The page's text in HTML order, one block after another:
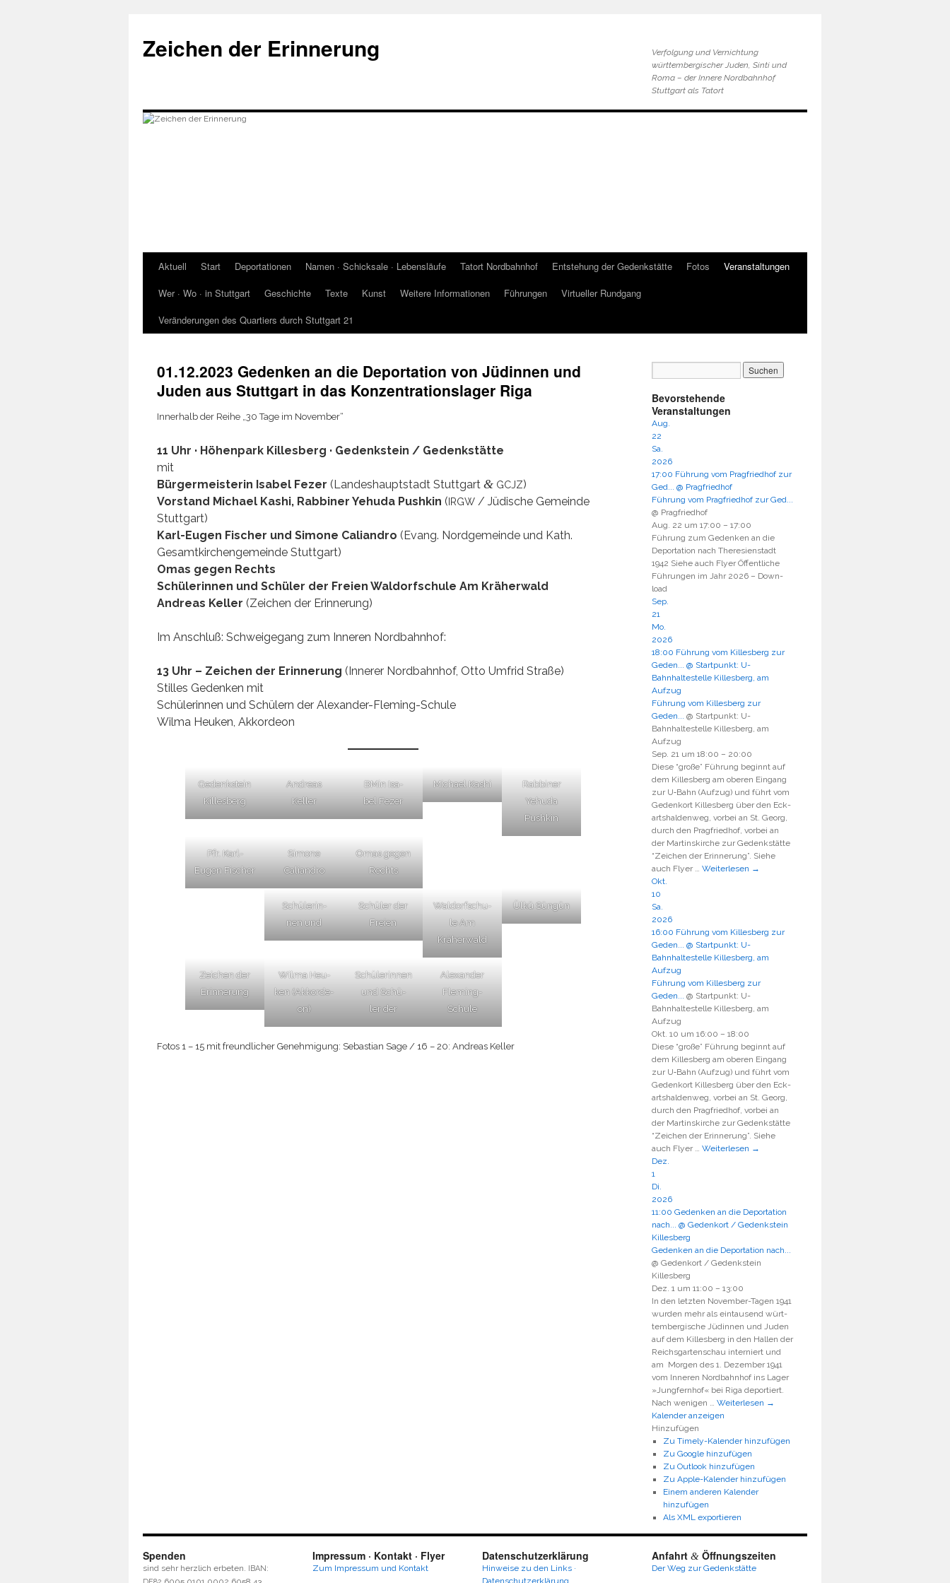
springen
Zeichen der Erinnerung
Verfolgung und Vernichtung
württembergischer Juden, Sinti und
Roma – der Innere Nordbahnhof
Stuttgart als Tatort
Aktuell Start Deportationen Namen · Schicksale · Lebensläufe Tatort Nordbahnhof Entstehung der Gedenkstätte Fotos
Veranstaltungen
Wer · Wo · in Stuttgart
Geschichte Texte Kunst Weitere Informationen Führungen
Virtueller Rundgang
Veränderungen des Quartiers durch Stuttgart 21
01.12.2023 Gedenken an die Deportation von Jüdinnen und
Juden aus Stuttgart in das Konzentrationslager Riga
Inner­halb der Rei­he „30 Tage im November“
11 Uhr · Höhen­park Kil­les­berg · Gedenk­stein / Gedenk­stät­te
mit
Bür­ger­meis­te­rin Isa­bel Fezer (Lan­des­haupt­stadt Stutt­gart & GCJZ)
Vor­stand Micha­el Kashi, Rab­bi­ner Yehu­da Push­kin (IRGW / Jüdi­sche Gemein­de
Stutt­gart)
Karl-Eugen Fischer und Simo­ne Cali­an­dro (Evang. Nord­ge­mein­de und Kath.
Gesamtkirchen­ge­meinde Stutt­gart)
Omas gegen Rechts
Schü­le­rin­nen und Schü­ler der Frei­en Waldorf­schule Am Krä­her­wald
Andre­as Kel­ler (Zei­chen der Erinnerung)
Im Anschluß: Schwei­ge­gang zum Inne­ren Nordbahnhof:
13 Uhr – Zei­chen der Erin­ne­rung (Inne­rer Nord­bahn­hof, Otto Umfrid Stra­ße)
Stil­les Geden­ken mit
Schü­le­rin­nen und Schü­lern der Alex­an­der-Fle­ming-Schu­le
Wil­ma Heu­ken, Akkordeon
Gedenk­stein
Killesberg
Andre­as
Keller
BMin Isa­
bel Fezer
Micha­el Kashi
Rab­bi­ner
Yehu­da
Pushkin
Pfr. Karl-
Eugen Fischer
Simo­ne
Caliandro
Omas gegen
Rechts
Schü­le­rin­
nen und
Schü­ler der
Freien
Wal­dorf­schu­
le Am
Kräherwald
Ülkü Sün­gün
Zei­chen der
Erinnerung
Wil­ma Heu­
ken (Akkor­de­
on)
Schü­le­rin­nen
und Schü­
ler der
Alex­an­der
Fleming-
Schule
Fotos 1 – 15 mit freund­li­cher Geneh­mi­gung: Sebas­ti­an Sage / 16 – 20: Andre­as Keller
Bevorstehende
Veranstaltungen
Aug.
22
Sa.
2026
17:00 Führung vom Pragfriedhof zur
Ged... @ Pragfriedhof
Führung vom Pragfriedhof zur Ged...
@ Pragfriedhof
Aug. 22 um 17:00 – 17:00
Füh­rung zum Geden­ken an die
Depor­ta­ti­on nach The­re­si­en­stadt
1942 Sie­he auch Fly­er Öffent­li­che
Füh­run­gen im Jahr 2026 – Down­
load
Sep.
21
Mo.
2026
18:00 Führung vom Killesberg zur
Geden... @ Startpunkt: U-
Bahnhaltestelle Killesberg, am
Aufzug
Führung vom Killesberg zur
Geden... @ Startpunkt: U-
Bahnhaltestelle Killesberg, am
Aufzug
Sep. 21 um 18:00 – 20:00
Die­se “gro­ße” Füh­rung beginnt auf
dem Kil­les­berg am obe­ren Ein­gang
zur U‑Bahn (Auf­zug) und führt vom
Gedenk­ort Kil­les­berg über den Eck­
art­shal­den­weg, vor­bei an St. Georg,
durch den Prag­fried­hof, vor­bei an
der Mar­tins­kir­che zur Gedenk­stät­te
“Zei­chen der Erin­ne­rung”. Sie­he
auch Fly­er … Weiterlesen →
Okt.
10
Sa.
2026
16:00 Führung vom Killesberg zur
Geden... @ Startpunkt: U-
Bahnhaltestelle Killesberg, am
Aufzug
Führung vom Killesberg zur
Geden... @ Startpunkt: U-
Bahnhaltestelle Killesberg, am
Aufzug
Okt. 10 um 16:00 – 18:00
Die­se “gro­ße” Füh­rung beginnt auf
dem Kil­les­berg am obe­ren Ein­gang
zur U‑Bahn (Auf­zug) und führt vom
Gedenk­ort Kil­les­berg über den Eck­
art­shal­den­weg, vor­bei an St. Georg,
durch den Prag­fried­hof, vor­bei an
der Mar­tins­kir­che zur Gedenk­stät­te
“Zei­chen der Erin­ne­rung”. Sie­he
auch Fly­er … Weiterlesen →
Dez.
1
Di.
2026
11:00 Gedenken an die Deportation
nach... @ Gedenkort / Gedenkstein
Killesberg
Gedenken an die Deportation nach...
@ Gedenkort / Gedenkstein
Killesberg
Dez. 1 um 11:00 – 13:00
In den letz­ten Novem­ber-Tagen 1941
wur­den mehr als ein­tau­send würt­
tem­ber­gi­sche Jüdin­nen und Juden
auf dem Kil­les­berg in den Hal­len der
Reichs­gar­ten­schau inter­niert und
am Mor­gen des 1. Dezem­ber 1941
vom Inne­ren Nord­bahn­hof ins Lager
»Jung­fern­hof« bei Riga depor­tiert.
Nach weni­gen … Weiterlesen →
Kalender anzeigen
Hinzufügen
Zu Timely-Kalender hinzufügen
Zu Google hinzufügen
Zu Outlook hinzufügen
Zu Apple-Kalender hinzufügen
Einem anderen Kalender
hinzufügen
Als XML exportieren
Spenden
sind sehr herz­lich erbe­ten. IBAN:
Impressum · Kontakt · Flyer
Zum Impres­sum und Kontakt
Datenschutzerklärung
Hin­wei­se zu den Links ·
Datenschutzerklärung
Anfahrt & Öffnungszeiten
Der Weg zur Gedenkstätte